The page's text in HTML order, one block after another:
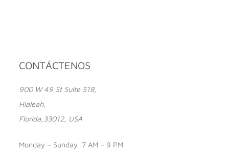
CONTÁCTENOS
900 W 49 St Suite 518,
Hialeah,
Florida,33012, USA
Monday – Sunday 7 AM – 9 PM